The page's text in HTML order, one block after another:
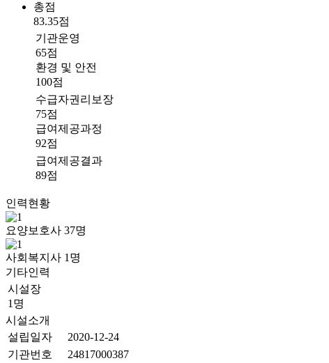
총점
83.35점
기관운영
65점
환경 및 안전
100점
수급자권리보장
75점
급여제공과정
92점
급여제공결과
89점
인력현황
요양보호사 37명
사회복지사 1 명
기타인력
시설장
1명
시설소개
설립일자
2020-12-24
기관번호
24817000387